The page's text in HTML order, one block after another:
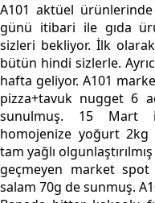
A101 aktüel
günü itibari ile gıda
sizleri bekliyor. İlk
bütün hindi sizlerle.
hafta geliyor. A101
pizza+tavuk nugget 6
sunulmuş. 15 Mart
homojenize yoğurt 2kg
tam yağlı
geçmeyen market spot
salam 70g de sunmuş.